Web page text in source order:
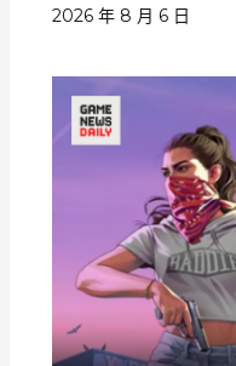
2026 年 8 月 6 日